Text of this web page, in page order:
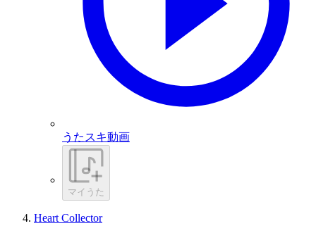
うたスキ動画
マイうた
Heart Collector